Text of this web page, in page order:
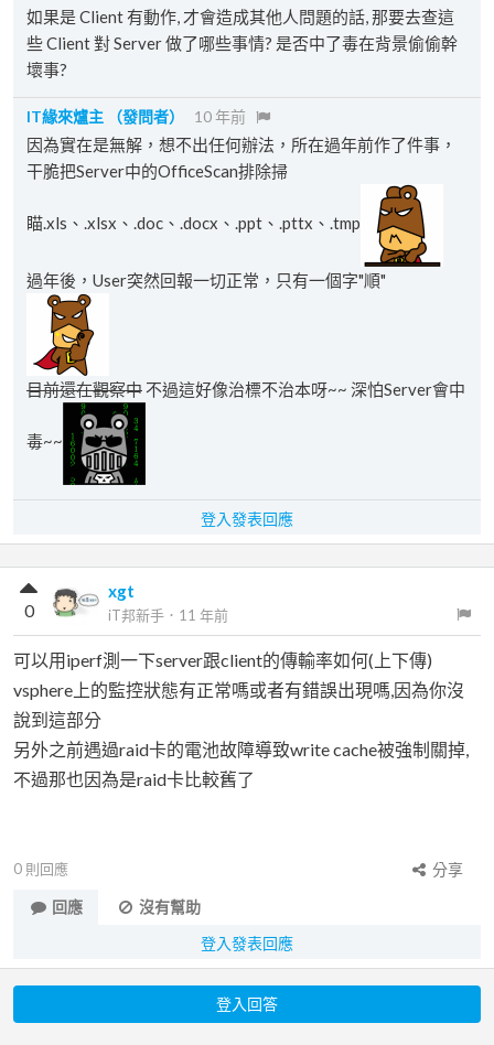
如果是 Client 有動作, 才會造成其他人問題的話, 那要去查這
些 Client 對 Server 做了哪些事情? 是否中了毒在背景偷偷幹
壞事?
IT緣來爐主 （發問者） 10 年前
因為實在是無解，想不出任何辦法，所在過年前作了件事，
干脆把Server中的OfficeScan排除掃
瞄.xls、.xlsx、.doc、.docx、.ppt、.pttx、.tmp
過年後，User突然回報一切正常，只有一個字"順"
目前還在觀察中 不過這好像治標不治本呀~~ 深怕Server會中
毒~~
登入發表回應
xgt
iT邦新手 ． 11 年前
0
可以用iperf測一下server跟client的傳輸率如何(上下傳)
vsphere上的監控狀態有正常嗎或者有錯誤出現嗎,因為你沒
說到這部分
另外之前遇過raid卡的電池故障導致write cache被強制關掉,
不過那也因為是raid卡比較舊了
0 則回應
分享
回應
沒有幫助
登入發表回應
登入回答